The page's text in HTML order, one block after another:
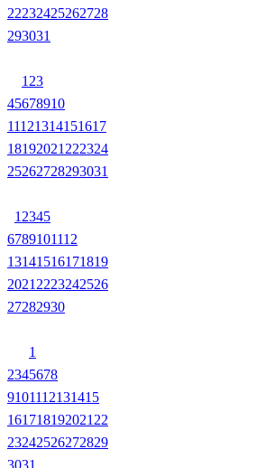
22232425262728
293031
1 23
45678910
11121314151617
18192021 222324
25262728293031
1 2345
6789101112
13141516171819
2021 2223242526
27282930
1
2345678
9101112131415
161718192021 22
23242526272829
3031